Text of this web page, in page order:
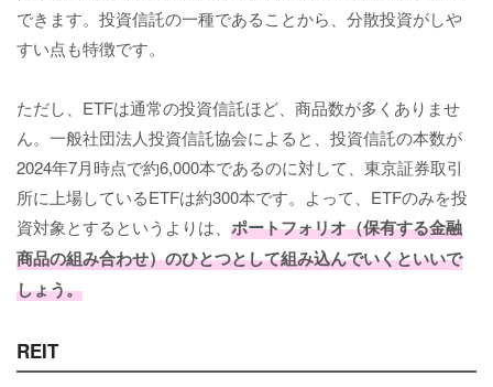
できます。投資信託の一種であることから、分散投資がしや
すい点も特徴です。
ただし、ETFは通常の投資信託ほど、商品数が多くありませ
ん。一般社団法人投資信託協会によると、投資信託の本数が
2024年7月時点で約6,000本であるのに対して、東京証券取引
所に上場しているETFは約300本です。よって、ETFのみを投
資対象とするというよりは、 ポートフォリオ（保有する金融
商品の組み合わせ）のひとつとして組み込んでいくといいで
しょう。
REIT